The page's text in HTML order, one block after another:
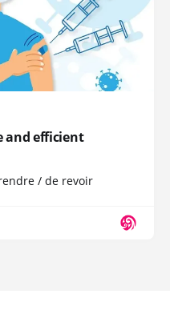
and efficient
/ de revoir